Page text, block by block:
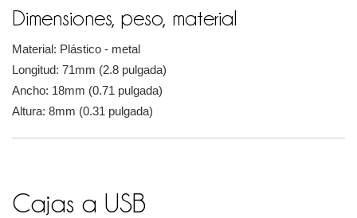
Dimensiones, peso, material
Material: Plástico - metal
Longitud: 71mm (2.8 pulgada)
Ancho: 18mm (0.71 pulgada)
Altura: 8mm (0.31 pulgada)
Cajas a USB